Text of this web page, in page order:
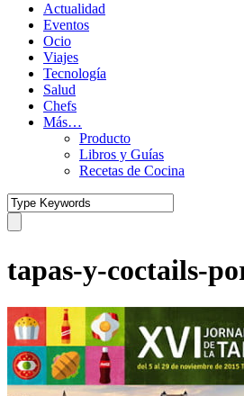
Actualidad
Eventos
Ocio
Viajes
Tecnología
Salud
Chefs
Más…
Producto
Libros y Guías
Recetas de Cocina
tapas-y-coctails-